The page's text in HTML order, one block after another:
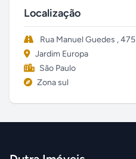
Localização
Rua Manuel Guedes , 475
Jardim Europa
São Paulo
Zona sul